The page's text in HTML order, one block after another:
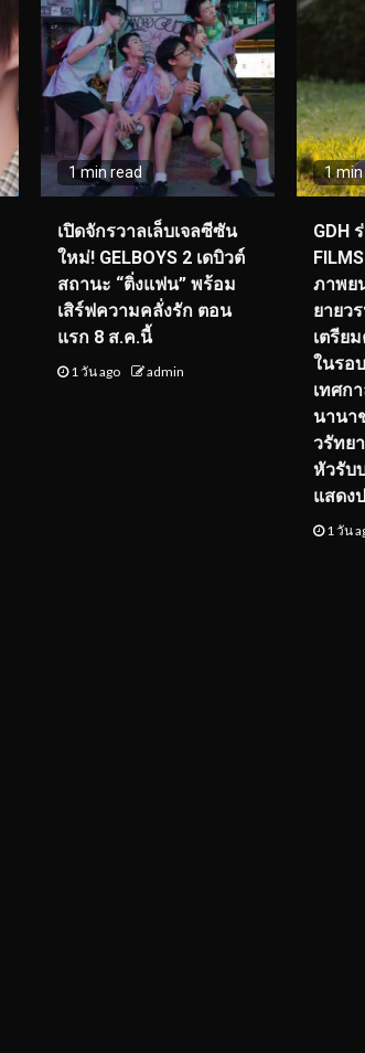
1 min read
เปิดจักรวาลเล็บเจลซีซัน
ใหม่! GELBOYS 2 เดบิวต์
สถานะ “ติ่งแฟน” พร้อม
เสิร์ฟความคลั่งรัก ตอน
แรก 8 ส.ค.นี้
1 วัน ago admin
1
GDH
ภาพย
ยายว
เตรีย
ในรอ
เทศก
นานา
วรัทย
หัวรับ
แสดง
1 วัน